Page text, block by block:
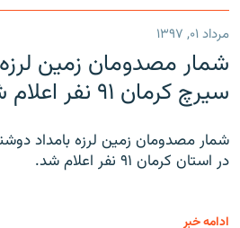
مرداد ۰۱, ۱۳۹۷
شمار مصدومان زمین
سیرچ کرمان ۹۱ نفر اعلام شد
شمار مصدومان زمین لرزه بامداد
در استان کرمان ۹۱ نفر اعلام شد.
ادامه خبر